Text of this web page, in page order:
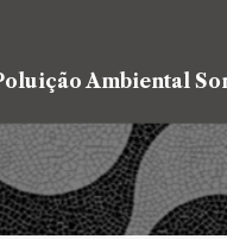
Ambiental